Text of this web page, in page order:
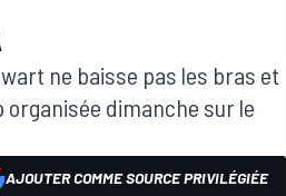
ne baisse pas les bras et
organisée dimanche sur le
AJOUTER COMME SOURCE PRIVILÉGIÉE